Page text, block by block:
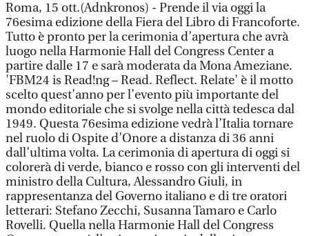
Roma, 15 ott.(Adnkronos) - Prende il via oggi la
76esima edizione della Fiera del Libro di Francoforte.
Tutto è pronto per la cerimonia d’apertura che avrà
luogo nella Harmonie Hall del Congress Center a
partire dalle 17 e sarà moderata da Mona Ameziane.
'FBM24 is Read!ng – Read. Reflect. Relate' è il motto
scelto quest’anno per l’evento più importante del
mondo editoriale che si svolge nella città tedesca dal
1949. Questa 76esima edizione vedrà l’Italia tornare
nel ruolo di Ospite d’Onore a distanza di 36 anni
dall’ultima volta. La cerimonia di apertura di oggi si
colorerà di verde, bianco e rosso con gli interventi del
ministro della Cultura, Alessandro Giuli, in
rappresentanza del Governo italiano e di tre oratori
letterari: Stefano Zecchi, Susanna Tamaro e Carlo
Rovelli. Quella nella Harmonie Hall del Congress